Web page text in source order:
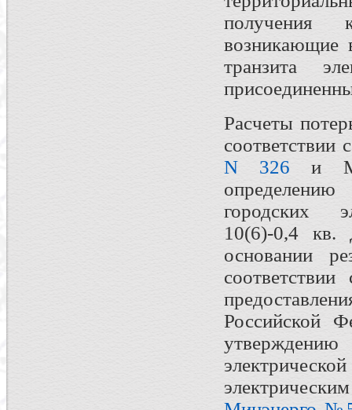
получения
возникающие
транзита
Расчеты
соответствии
N 326 и
городских
10(6)-0,4 кв.
основании
Российской
утверждению